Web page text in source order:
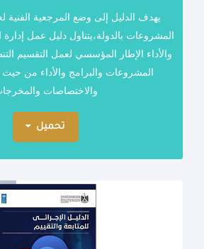
يهدف الدليل إلى وضع المرجعية الفنية
المشروعات بالدولة،يتناول دليل عمل
والأداء الإطار المؤسسي لعمل التقسيم
المشروعات والبرامج والأداء من حيث
والاختصاصات
تحميل